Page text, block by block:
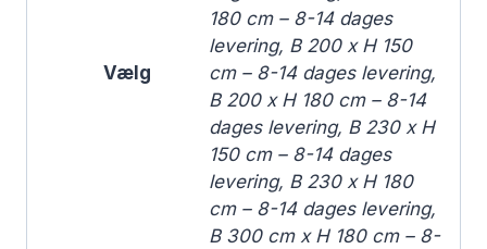
Vælg
180 cm – 8-14 dages
levering, B 200 x H 150
cm – 8-14 dages levering,
B 200 x H 180 cm – 8-14
dages levering, B 230 x H
150 cm – 8-14 dages
levering, B 230 x H 180
cm – 8-14 dages levering,
B 300 cm x H 180 cm – 8-